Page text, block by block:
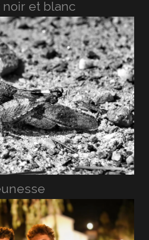
et blanc